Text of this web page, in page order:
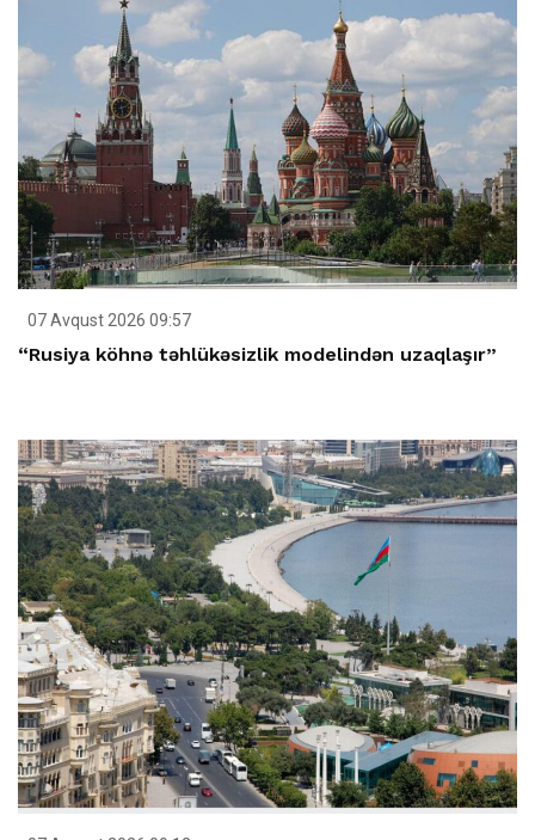
07 Avqust 2026 09:57
“Rusiya köhnə təhlükəsizlik modelindən uzaqlaşır”